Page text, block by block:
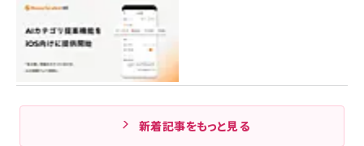
新着記事をもっと見る